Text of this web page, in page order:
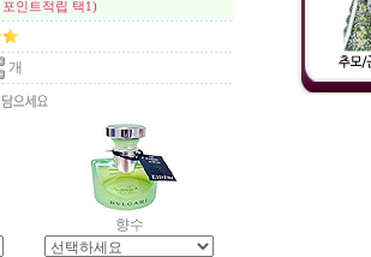
인트적립 택1)
개
향수